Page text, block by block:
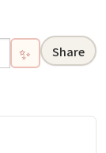
✨ Share